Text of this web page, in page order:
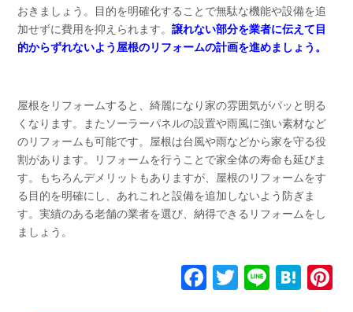
おきましょう。目的を明確化することで無駄な機能や設備を追
加せずに費用を抑えられます。 譲れない部分を業者に伝えて目
的からずれないよう屋根のリフォームの計画を進めましょう。
屋根をリフォームすると、綺麗になり家の雰囲気がパッと明る
くなります。またソーラーパネルの設置や雨風に強い素材など
のリフォームも可能です。屋根は台風や雨などから家を守る役
割があります。リフォームを行うことで家全体の寿命も延びま
す。もちろんデメリットもありますが、屋根のリフォームをす
る目的を明確にし、あれこれと設備を追加しないよう防ぎま
す。実績のある老舗の業者を選び、納得できるリフォームをし
ましょう。
F
T
Li
H